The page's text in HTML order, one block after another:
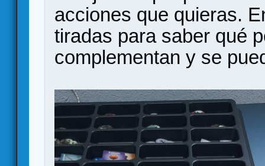
acciones que quieras.
tiradas para saber qué
complementan y se